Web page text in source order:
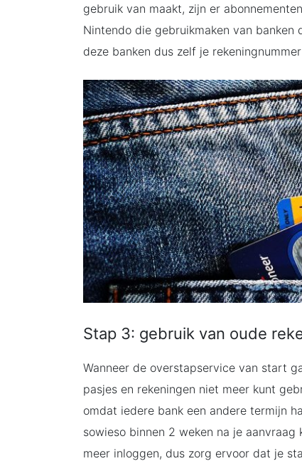
gebruik van maakt, zijn er
Nintendo die gebruikmaken van
deze banken dus zelf je
Stap 3: gebruik van oude
Wanneer de overstapservice van start
pasjes en rekeningen niet meer kunt
omdat iedere bank een andere termijn
sowieso binnen 2 weken na je
meer inloggen, dus zorg ervoor dat je